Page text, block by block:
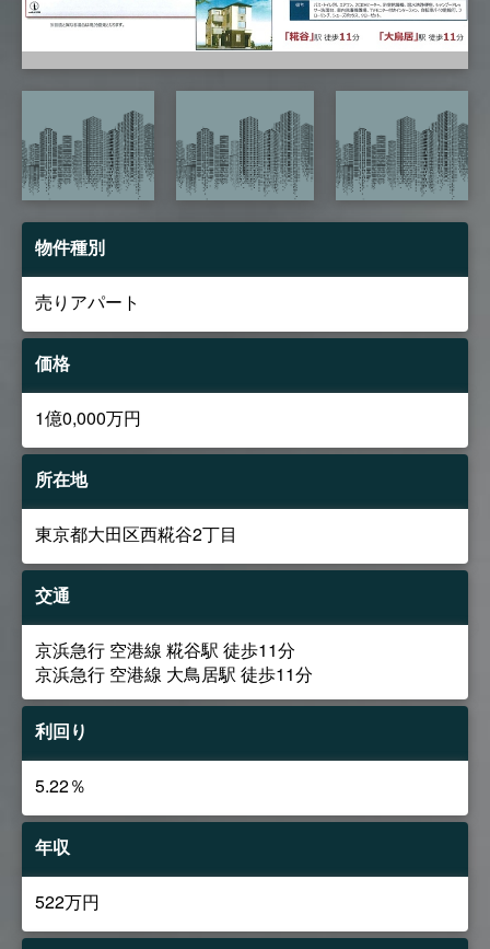
物件種別
売りアパート
価格
1億0,000万円
所在地
東京都大田区西糀谷2丁目
交通
京浜急行 空港線 糀谷駅 徒歩11分
京浜急行 空港線 大鳥居駅 徒歩11分
利回り
5.22％
年収
522万円